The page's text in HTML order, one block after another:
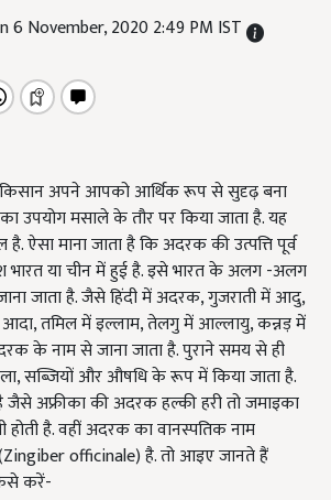
6 November, 2020 2:49 PM IST
अपने आपको आर्थिक रूप से सुदृढ़ बना
मसाले के तौर पर किया जाता है. यह
ऐसा माना जाता है कि अदरक की उत्पत्ति पूर्व
भारत या चीन में हुई है. इसे भारत के अलग -अलग
जाना जाता है. जैसे हिंदी में अदरक, गुजराती में आदु,
आदा, तमिल में इल्लाम, तेलगु में आल्लायु, कन्नड़ में
के नाम से जाना जाता है. पुराने समय से ही
सब्जियों और औषधि के रूप में किया जाता है.
है जैसे अफ्रीका की अदरक हल्की हरी तो जमाइका
है. वहीं अदरक का वानस्पतिक नाम
officinale) है. तो आइए जानते हैं
करें-